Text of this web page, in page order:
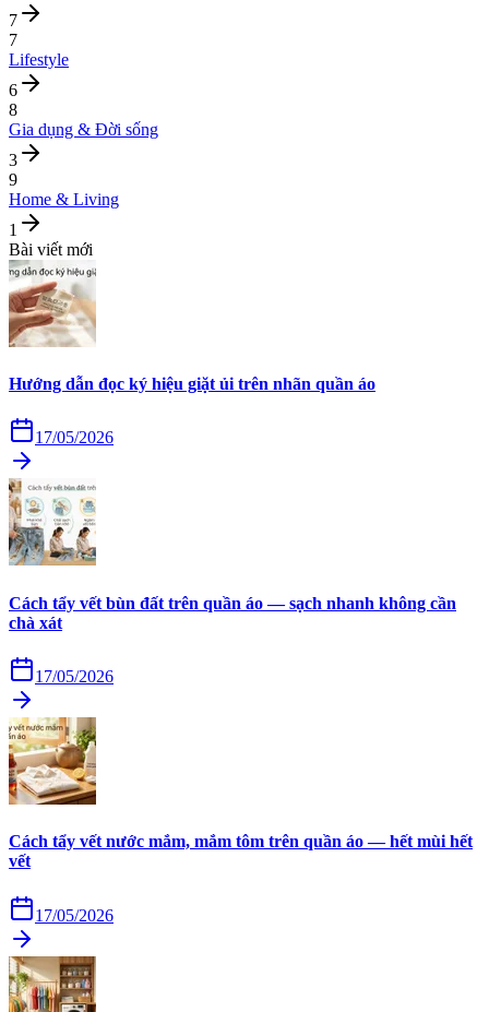
7
7
Lifestyle
6
8
Gia dụng & Đời sống
3
9
Home & Living
1
Bài viết mới
Hướng dẫn đọc ký hiệu giặt ủi trên nhãn quần áo
17/05/2026
Cách tẩy vết bùn đất trên quần áo — sạch nhanh không cần
chà xát
17/05/2026
Cách tẩy vết nước mắm, mắm tôm trên quần áo — hết mùi hết
vết
17/05/2026